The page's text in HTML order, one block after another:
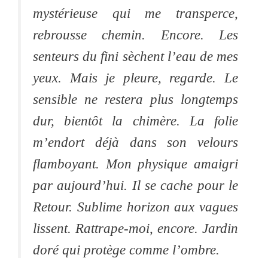
mystérieuse qui me transperce,
rebrousse chemin. Encore. Les
senteurs du fini sèchent l’eau de mes
yeux. Mais je pleure, regarde. Le
sensible ne restera plus longtemps
dur, bientôt la chimère. La folie
m’endort déjà dans son velours
flamboyant. Mon physique amaigri
par aujourd’hui. Il se cache pour le
Retour. Sublime horizon aux vagues
lissent. Rattrape-moi, encore. Jardin
doré qui protège comme l’ombre.